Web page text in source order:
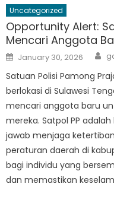
Uncategorized
Opportunity Alert:
Mencari Anggota
Posted
on
January 30, 2026
Satuan Polisi Pamong
berlokasi di Sulawesi
mencari anggota baru
mereka. Satpol PP
jawab menjaga
peraturan daerah di
bagi individu yang
dan memastikan